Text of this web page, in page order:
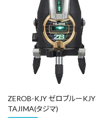
ZEROB-KJY ゼロブルーKJY
TAJIMA(タジマ)